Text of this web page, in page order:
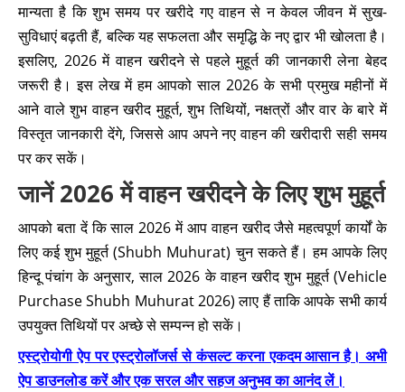
मान्यता है कि शुभ समय पर खरीदे गए वाहन से न केवल जीवन में सुख-
सुविधाएं बढ़ती हैं, बल्कि यह सफलता और समृद्धि के नए द्वार भी खोलता है।
इसलिए, 2026 में वाहन खरीदने से पहले मुहूर्त की जानकारी लेना बेहद
जरूरी है। इस लेख में हम आपको साल 2026 के सभी प्रमुख महीनों में
आने वाले शुभ वाहन खरीद मुहूर्त, शुभ तिथियों, नक्षत्रों और वार के बारे में
विस्तृत जानकारी देंगे, जिससे आप अपने नए वाहन की खरीदारी सही समय
पर कर सकें।
जानें 2026 में वाहन खरीदने के लिए शुभ मुहूर्त
आपको बता दें कि साल 2026 में आप वाहन खरीद जैसे महत्वपूर्ण कार्यों के
लिए कई शुभ मुहूर्त (Shubh Muhurat) चुन सकते हैं। हम आपके लिए
हिन्दू पंचांग के अनुसार, साल 2026 के वाहन खरीद शुभ मुहूर्त (Vehicle
Purchase Shubh Muhurat 2026) लाए हैं ताकि आपके सभी कार्य
उपयुक्त तिथियों पर अच्छे से सम्पन्न हो सकें।
एस्ट्रोयोगी ऐप पर एस्ट्रोलॉजर्स से कंसल्ट करना एकदम आसान है। अभी
ऐप डाउनलोड करें और एक सरल और सहज अनुभव का आनंद लें।